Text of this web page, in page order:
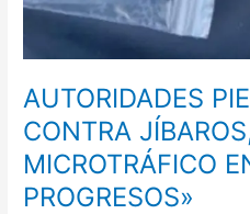
AUTORIDADES
CONTRA
MICROTRÁFICO
PROGRESOS»